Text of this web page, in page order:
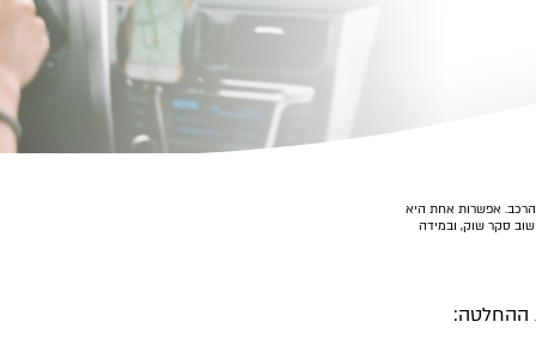
הרכב. אפשרות אחת היא
סקר שוק, ובמידה